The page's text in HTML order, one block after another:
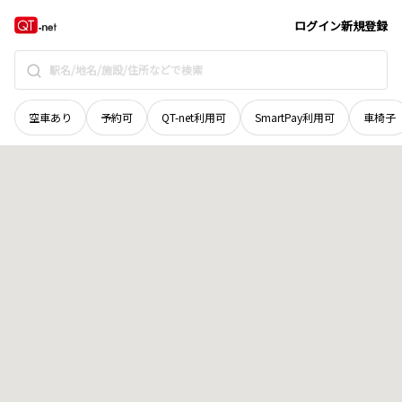
ログイン新規登録
空車あり 予約可 QT-net利用可 SmartPay利用可 車椅子
岡山県